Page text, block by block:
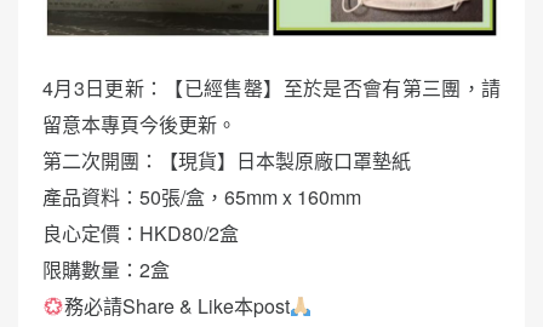
4月3日更新：【已經售罄】至於是否會有第三團，請
留意本專頁今後更新。
第二次開團：【現貨】日本製原廠口罩墊紙
產品資料：50張/盒，65mm x 160mm
良心定價：HKD80/2盒
限購數量：2盒
務必請Share & Like本post